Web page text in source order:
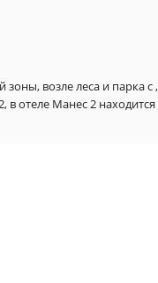
возле леса и парка
отеле Манес 2